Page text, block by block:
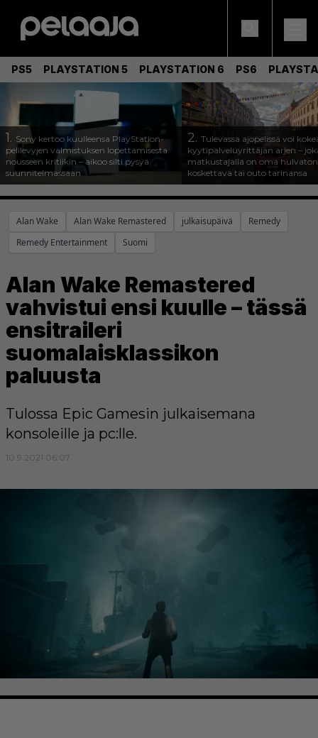
PS5 PLAYSTATION 5 PLAYSTATION 6 PS6
1. Sony kertoo kuulleensa PlayStation-
pelilevyjen valmistuksen lopettamisesta
nousseen kritiikin – aikoo silti pysyä
suunnitelmassaan
2. Tulevassa ajopelissä voi
kyytipalveluyrittäjän arjen –
matkustajalla on oma
koskettava tai outo tarinansa
Alan Wake Alan Wake Remastered julkaisupäivä
Remedy
Remedy Entertainment
Suomi
Alan Wake Remastered
vahvistui ensi kuulle – tässä
ensitraileri
suomalaisklassikon
paluusta
Tulossa Epic Gamesin julkaisemana
konsoleille ja pc:lle.
10.9.2021 06:07